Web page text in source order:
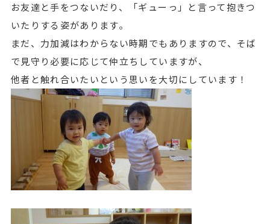
お友達と手をつないだり、「ギューっ」と言って抱きつ
いたりする姿があります。
まだ、力加減はわからない時期でもありますので、そば
で見守り必要に応じて仲立ちしていますが、
他者と触れ合いたいという思いを大切にしています！